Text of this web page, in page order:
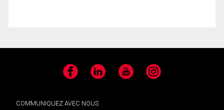
Facebook LinkedIn YouTube Instagram
COMMUNIQUEZ AVEC NOUS